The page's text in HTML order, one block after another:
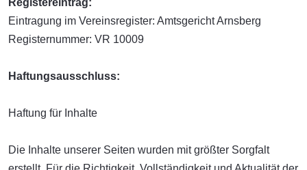
Registereintrag:
Eintragung im Vereinsregister: Amtsgericht Arnsberg
Registernummer: VR 10009
Haftungsausschluss:
Haftung für Inhalte
Die Inhalte unserer Seiten wurden mit größter Sorgfalt